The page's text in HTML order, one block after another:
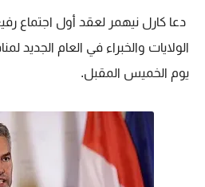
دعا كارل نيهمر لعقد أول اجتماع
الولايات والخبراء في العام الجديد
يوم الخميس المقبل.